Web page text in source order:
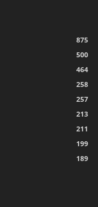
875
500
464
258
257
213
211
199
189